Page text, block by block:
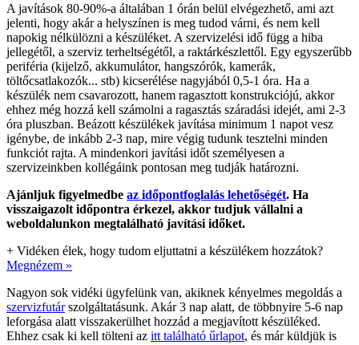
A javítások 80-90%-a általában 1 órán belül elvégezhető, ami azt
jelenti, hogy akár a helyszínen is meg tudod várni, és nem kell
napokig nélkülözni a készüléket. A szervizelési idő függ a hiba
jellegétől, a szerviz terheltségétől, a raktárkészlettől. Egy egyszerűbb
periféria (kijelző, akkumulátor, hangszórók, kamerák,
töltőcsatlakozók... stb) kicserélése nagyjából 0,5-1 óra. Ha a
készülék nem csavarozott, hanem ragasztott konstrukciójú, akkor
ehhez még hozzá kell számolni a ragasztás száradási idejét, ami 2-3
óra pluszban. Beázott készülékek javítása minimum 1 napot vesz
igénybe, de inkább 2-3 nap, mire végig tudunk tesztelni minden
funkciót rajta. A mindenkori javítási időt személyesen a
szervizeinkben kollégáink pontosan meg tudják határozni.
Ajánljuk figyelmedbe az időpontfoglalás lehetőségét. Ha
visszaigazolt időpontra érkezel, akkor tudjuk vállalni a
weboldalunkon megtalálható javítási időket.
+ Vidéken élek, hogy tudom eljuttatni a készülékem hozzátok?
Megnézem »
Nagyon sok vidéki ügyfelünk van, akiknek kényelmes megoldás a
szervizfutárszolgáltatásunk. Akár 3 nap alatt, de többnyire 5-6 nap
leforgása alatt visszakerülhet hozzád a megjavított készüléked.
Ehhez csak ki kell tölteni az itt található űrlapot, és már küldjük is